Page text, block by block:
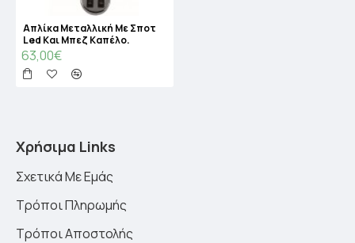
Απλίκα Μεταλλική Με Σποτ
Led Και Μπεζ Καπέλο.
63,00€
Χρήσιμα Links
Σχετικά Με Εμάς
Τρόποι Πληρωμής
Τρόποι Αποστολής